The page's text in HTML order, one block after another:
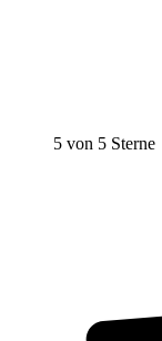
5 von 5 Sterne